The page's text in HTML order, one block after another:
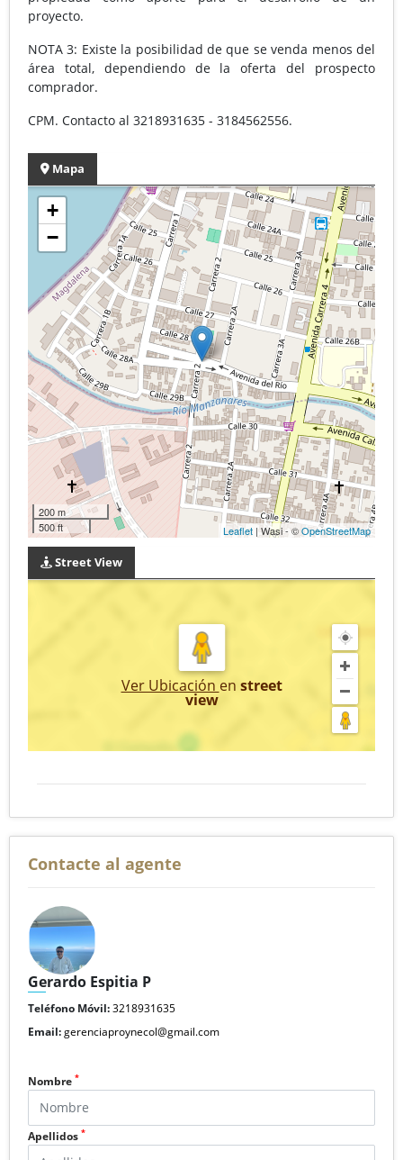
proyecto.
NOTA 3: Existe la posibilidad de que se venda menos del
área total, dependiendo de la oferta del prospecto
comprador.
CPM. Contacto al 3218931635 - 3184562556.
Mapa
+
−
200 m
500 ft
Leaflet | Wasi - ©OpenStreetMap
Street View
Ver Ubicación en street
view
Contacte al agente
Gerardo Espitia P
Teléfono Móvil:3218931635
Email:gerenciaproynecol@gmail.com
Nombre *
Apellidos *